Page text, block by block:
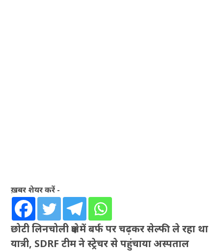
ख़बर शेयर करें -
छोटी लिनचोली क्षेत्र में बर्फ पर चढ़कर सेल्फी ले रहा था
यात्री, SDRF टीम ने स्ट्रेचर से पहुंचाया अस्पताल